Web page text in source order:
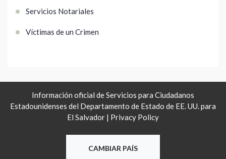
Servicios Notariales
Víctimas de un Crimen
Información oficial de Servicios para Ciudadanos
Estadounidenses del Departamento de Estado de EE. UU. para
El Salvador | Privacy Policy
CAMBIAR PAÍS